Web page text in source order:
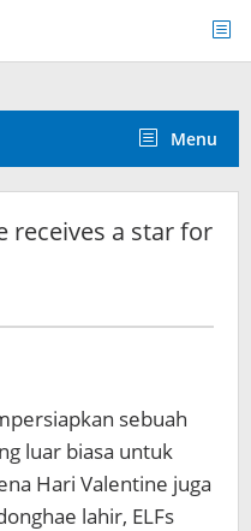
Menu
receives a star for
sebuah
luar biasa untuk
Hari Valentine juga
lahir, ELFs